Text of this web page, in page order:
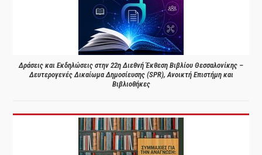
Δράσεις και Εκδηλώσεις στην 22η Διεθνή Έκθεση Βιβλίου Θεσσαλονίκης –
Δευτερογενές Δικαίωμα Δημοσίευσης (SPR), Ανοικτή Επιστήμη και
Βιβλιοθήκες